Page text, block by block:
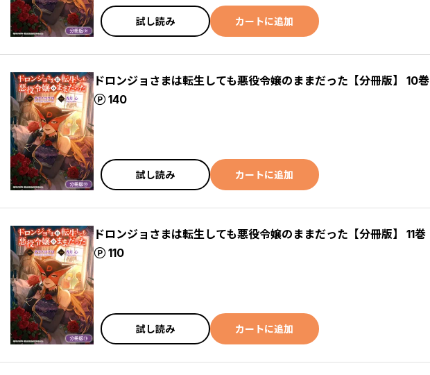
試し読み カートに追加
ドロンジョさまは転生しても悪役令嬢のままだった【分冊版】 10巻
140
ポイント
試し読み カートに追加
ドロンジョさまは転生しても悪役令嬢のままだった【分冊版】 11巻
110
ポイント
試し読み カートに追加